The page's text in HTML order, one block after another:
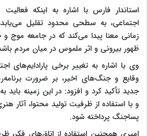
استاندار فارس با اشاره به اینکه
اجتماعی، به سطحی محدود تقلیل
زمانی معنا پیدا می‌کند که در جامعه موج و
ظهور بیرونی و اثر ملموس در میان مردم
وی با اشاره به تغییر برخی پارادایم‌های
وقایع و جنگ‌های اخیر، بر ضرورت
جدید تأکید کرد و افزود: در این زمینه
و با استفاده از ظرفیت تولید محتوا، آثار
پساجنگ پرداخته شود.